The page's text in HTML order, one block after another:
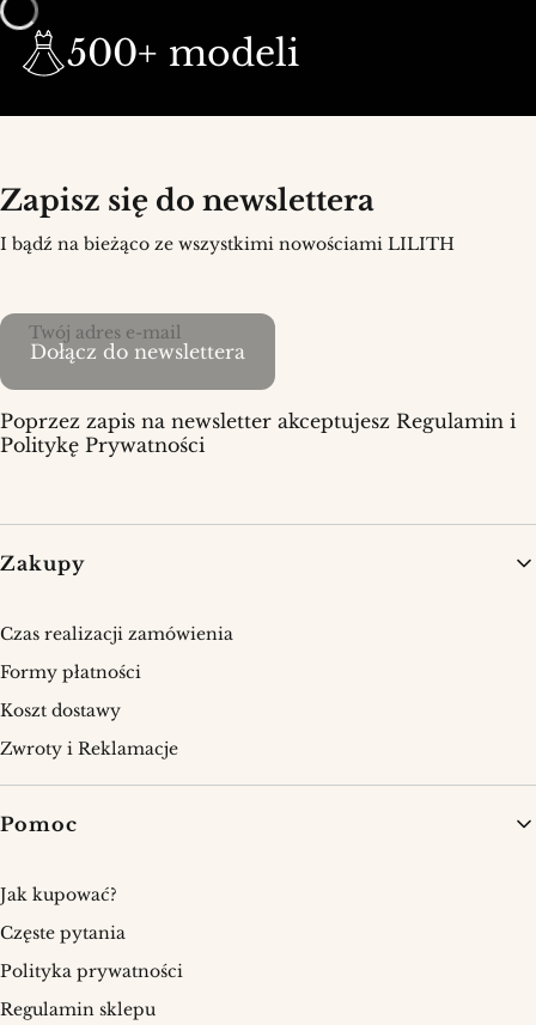
500+ modeli
Zapisz się do newslettera
I bądź na bieżąco ze wszystkimi nowościami LILITH
Twój adres e-mail
Dołącz do newslettera
Poprzez zapis na newsletter akceptujesz Regulamin i
Politykę Prywatności
Linki w stopce
Zakupy
Czas realizacji zamówienia
Formy płatności
Koszt dostawy
Zwroty i Reklamacje
Pomoc
Jak kupować?
Częste pytania
Polityka prywatności
Regulamin sklepu